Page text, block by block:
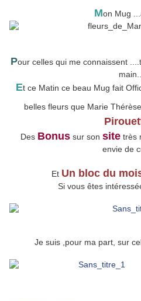
Mon Mug
Pour celles qui me connaissent
main...
Et ce Matin ce beau Mug fait
belles fleurs que Marie
Des Bonussur son sitetrès
envie de
Et Un bloc du
Si vous êtes
Je suis ,pour ma part, sur